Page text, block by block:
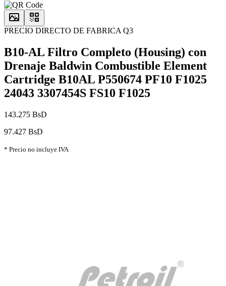
PRECIO DIRECTO DE FABRICA Q3
B10-AL Filtro Completo (Housing) con
Drenaje Baldwin Combustible Element
Cartridge B10AL P550674 PF10 F1025
24043 3307454S FS10 F1025
143.275 BsD
97.427 BsD
* Precio no incluye IVA